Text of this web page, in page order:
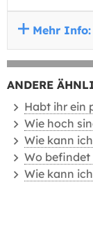
Mehr Info:
ANDERE
Habt ihr ein
Wie hoch
Wie kann
Wo befindet
Wie kann